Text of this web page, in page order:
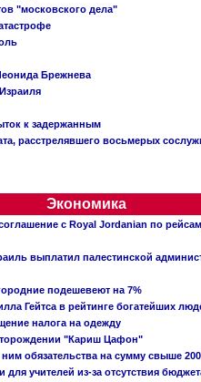
"московского дела"
Брежнева
к задержанным
расстрелявшего восьмерых
Экономика
с Royal Jordanian по
выплатил палестинской
подешевеют на 7%
Гейтса в рейтинге богатейших
налога на одежду
"Кариш Цафон"
обязательства на сумму свыше
учителей из-за отсутствия